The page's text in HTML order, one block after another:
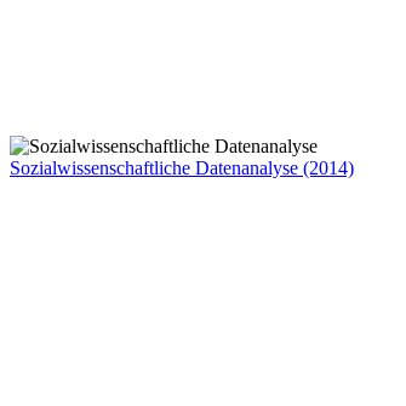
Sozialwissenschaftliche Datenanalyse (2014)